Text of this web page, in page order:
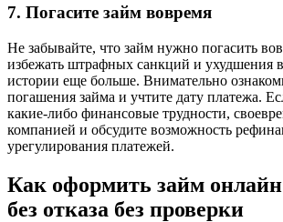
7. Погасите займ вовремя
Не забывайте, что займ нужно погасить
избежать штрафных санкций и ухудшения
истории еще больше. Внимательно
погашения займа и учтите дату платежа.
какие-либо финансовые трудности,
компанией и обсудите возможность
урегулирования платежей.
Как оформить займ
без отказа без проверки